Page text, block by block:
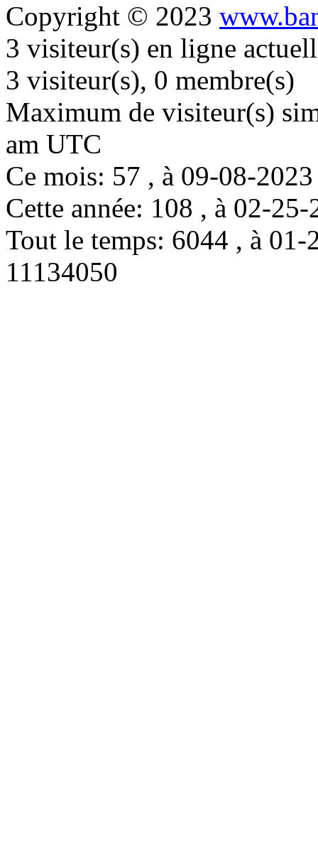
Copyright © 2023
3 visiteur(s) en ligne
3 visiteur(s), 0 membre(s)
Maximum de visiteur(s)
am UTC
Ce mois: 57 , à 09-08-
Cette année: 108 , à 02-
Tout le temps: 6044 , à
11134050